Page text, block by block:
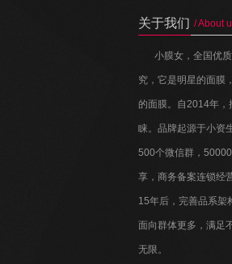
关于我们 / About
小膜女，全国优
究，它是明星的面膜
的面膜。自2014年
睐。品牌起源于小资
500个微信群，
享，商务备案连锁经
15年后，完善品系架
面向群体更多，满足
无限。